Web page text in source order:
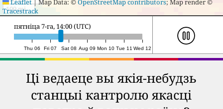
100 mi
Leaflet|Map Data: ©OpenStreetMap contributors; Map render ©
Tracestrack
Thu 06 Fri 07 Sat 08 Aug 09 Mon 10 Tue 11 Wed 12
субота 8-га, 4:00 (UTC)
Ці ведаеце вы якія-небудзь
станцыі кантролю якасці